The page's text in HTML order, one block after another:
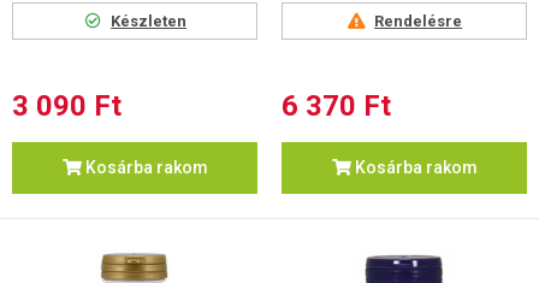
Készleten
3 090 Ft
Kosárba rakom
Rendelésre
6 370 Ft
Kosárba rakom